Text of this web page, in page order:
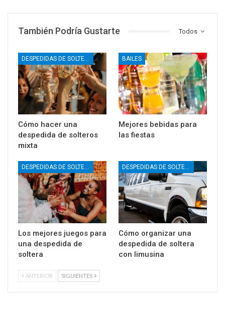
Todos
También Podría Gustarte
DESPEDIDAS DE SOLTERO
Cómo hacer una
despedida de solteros
mixta
BAILES
Mejores bebidas para
las fiestas
DESPEDIDAS DE SOLTERO
Los mejores juegos para
una despedida de
soltera
DESPEDIDAS DE SOLTERO
Cómo organizar una
despedida de soltera
con limusina
ANTERIOR SIGUIENTES